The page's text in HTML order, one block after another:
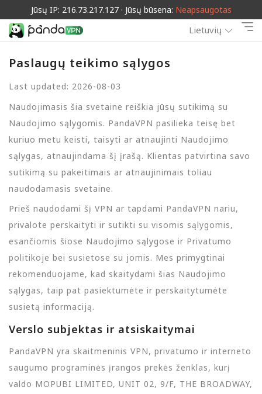
Jūsų IP: 216.73.217.127 · Jūsų būsena: Neapsaugotas
Lietuvių
Paslaugų teikimo sąlygos
Last updated: 2026-08-03
Naudojimasis šia svetaine reiškia jūsų sutikimą su
Naudojimo sąlygomis. PandaVPN pasilieka teisę bet
kuriuo metu keisti, taisyti ar atnaujinti Naudojimo
sąlygas, atnaujindama šį įrašą. Klientas patvirtina savo
sutikimą su pakeitimais ar atnaujinimais toliau
naudodamasis svetaine.
Prieš naudodami šį VPN ar tapdami PandaVPN nariu,
privalote perskaityti ir sutikti su visomis sąlygomis,
esančiomis šiose Naudojimo sąlygose ir Privatumo
politikoje bei susietose su jomis. Mes primygtinai
rekomenduojame, kad skaitydami šias Naudojimo
sąlygas, taip pat pasiektumėte ir perskaitytumėte
susietą informaciją.
Verslo subjektas ir atsiskaitymai
PandaVPN yra skaitmeninis VPN, privatumo ir interneto
saugumo programinės įrangos prekės ženklas, kurį
valdo MOPUBI LIMITED, UNIT 02, 9/F, THE BROADWAY,